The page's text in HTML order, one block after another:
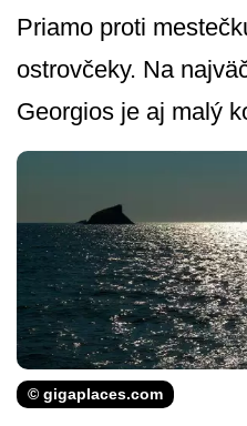
Priamo proti
ostrovčeky. Na
Georgios je aj malý
© gigaplaces.com